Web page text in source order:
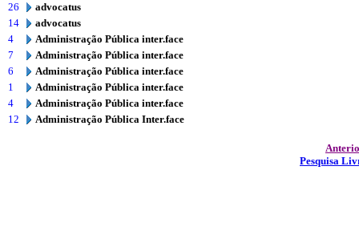
26
advocatus
14
advocatus
4
Administração Pública inter.face
7
Administração Pública inter.face
6
Administração Pública inter.face
1
Administração Pública inter.face
4
Administração Pública inter.face
12
Administração Pública Inter.face
Pesquisa